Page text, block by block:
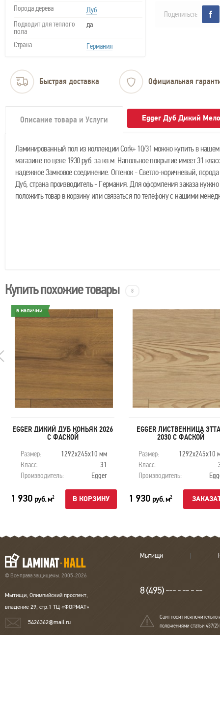
Порода дерева
Дуб
Подходит для теплого
пола
да
Страна Германия
Поделиться:
Быстрая доставка Официальная
Описание товара и Услуги Egger Дуб Дикий
Ламинированный пол из коллекции Cork+ 10/31 можно купить в
магазине по цене 1930 руб. за кв.м. Напольное покрытие имеет 31
надежное Замковое соединение. Оттенок - Светло-коричневый,
Дуб, страна производитель - Германия. Для оформления заказа нужно
положить товар в корзину или связаться по телефону с нашими
Купить похожие товары 8
в наличии
EGGER ДИКИЙ ДУБ КОНЬЯК 2026
С ФАСКОЙ
Размер:
1292х245x10 мм
Класс:
31
Производитель:
Egger
1 930 руб. м2 В КОРЗИНУ
EGGER ЛИСТВЕННИЦА
2030 С ФАСКОЙ
Размер:
1292х245x10
Класс:
Производитель:
1 930 руб. м2
© Все права защищены. 2005-2026
Мытищи, Олимпийский проспект,
владение 29, стр.1 ТЦ «ФОРМАТ»
5426362@mail.ru
Мытищи
8 (495) --- - -- - --
Сайт носит исключительно
положениями статьи